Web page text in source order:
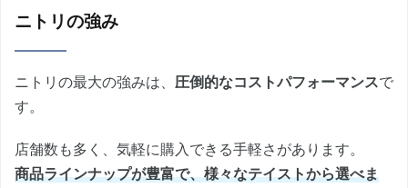
ニトリの強み
ニトリの最大の強みは、 圧倒的なコストパフォーマンスで
す。
店舗数も多く、気軽に購入できる手軽さがあります。
商品ラインナップが豊富で、様々なテイストから選べま